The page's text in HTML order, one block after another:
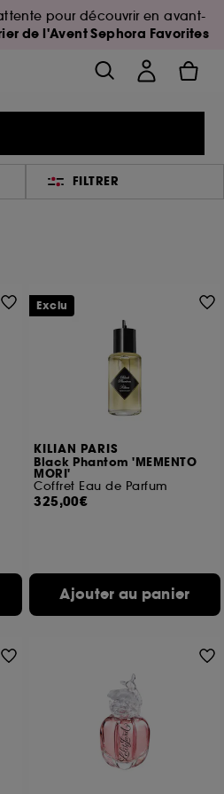
pour découvrir en avant-
de l'Avent Sephora Favorites
FILTRER
KILIAN PARIS
Black Phantom 'MEMENTO
MORI'
Coffret Eau de Parfum
325,00€
Ajouter au panier
Exclu